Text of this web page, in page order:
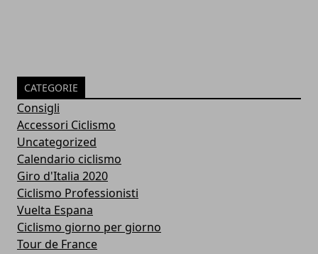
CATEGORIE
Consigli
Accessori Ciclismo
Uncategorized
Calendario ciclismo
Giro d'Italia 2020
Ciclismo Professionisti
Vuelta Espana
Ciclismo giorno per giorno
Tour de France